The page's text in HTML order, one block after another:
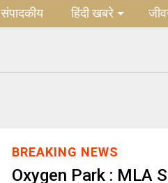
संपादकीय हिंदी खबरे
BREAKING NEWS
Oxygen Park : MLA